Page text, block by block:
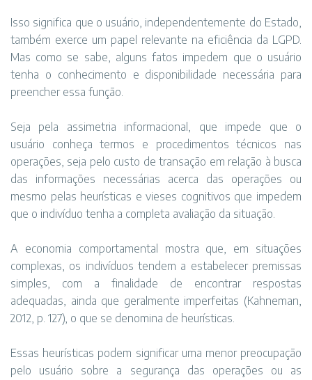
Isso significa que o usuário, independentemente do Estado,
também exerce um papel relevante na eficiência da LGPD.
Mas como se sabe, alguns fatos impedem que o usuário
tenha o conhecimento e disponibilidade necessária para
preencher essa função.
Seja pela assimetria informacional, que impede que o
usuário conheça termos e procedimentos técnicos nas
operações, seja pelo custo de transação em relação à busca
das informações necessárias acerca das operações ou
mesmo pelas heurísticas e vieses cognitivos que impedem
que o indivíduo tenha a completa avaliação da situação.
A economia comportamental mostra que, em situações
complexas, os indivíduos tendem a estabelecer premissas
simples, com a finalidade de encontrar respostas
adequadas, ainda que geralmente imperfeitas (Kahneman,
2012, p. 127), o que se denomina de heurísticas.
Essas heurísticas podem significar uma menor preocupação
pelo usuário sobre a segurança das operações ou as